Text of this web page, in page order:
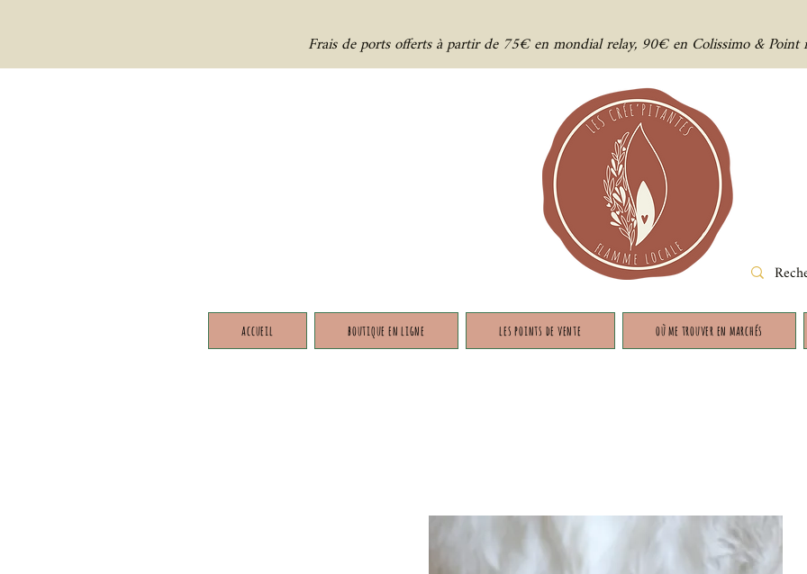
Frais de ports offerts à partir de 75€ en mondial relay, 90€ en Colissimo & Point
accueil boutique en ligne les points de vente où me trouver en marchés